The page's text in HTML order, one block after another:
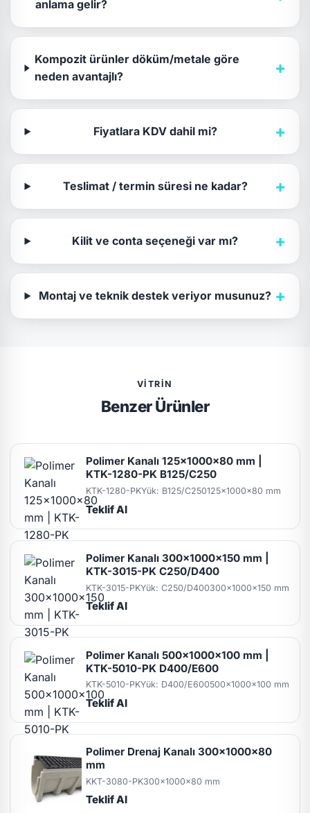
anlama gelir?
Kompozit ürünler döküm/metale göre
neden avantajlı?
+
Fiyatlara KDV dahil mi? +
Teslimat / termin süresi ne kadar? +
Kilit ve conta seçeneği var mı? +
Montaj ve teknik destek veriyor musunuz? +
VITRIN
Benzer Ürünler
Polimer Kanalı 125x1000x80 mm |
KTK-1280-PK B125/C250
KTK-1280-PKYük: B125/C250125x1000x80 mm
Teklif Al
Polimer Kanalı 300x1000x150 mm |
KTK-3015-PK C250/D400
KTK-3015-PKYük: C250/D400300x1000x150 mm
Teklif Al
Polimer Kanalı 500x1000x100 mm |
KTK-5010-PK D400/E600
KTK-5010-PKYük: D400/E600500x1000x100 mm
Teklif Al
Polimer Drenaj Kanalı 300x1000x80
mm
KKT-3080-PK300x1000x80 mm
Teklif Al